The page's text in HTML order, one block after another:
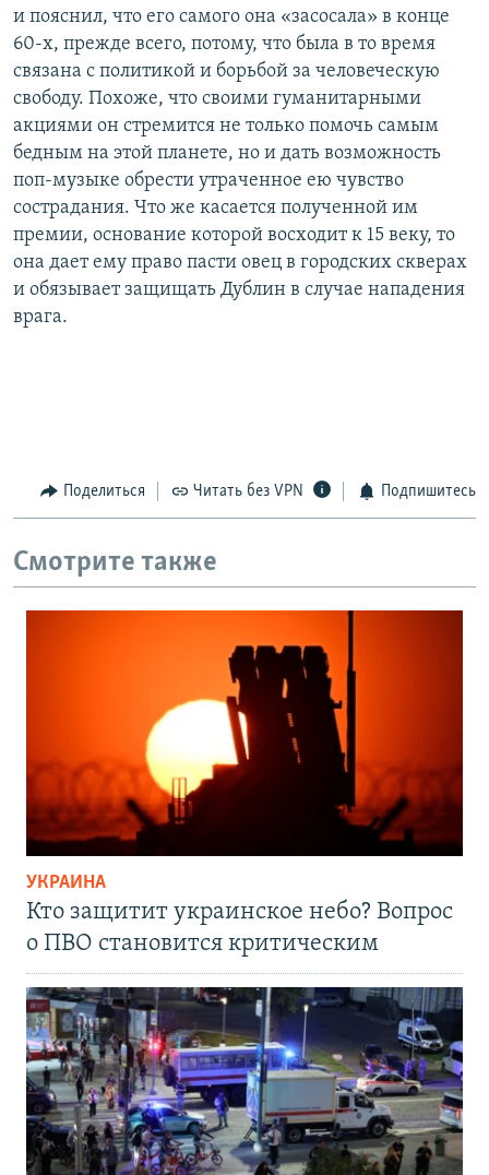
и пояснил, что его самого она «засосала» в конце
60-х, прежде всего, потому, что была в то время
связана с политикой и борьбой за человеческую
свободу. Похоже, что своими гуманитарными
акциями он стремится не только помочь самым
бедным на этой планете, но и дать возможность
поп-музыке обрести утраченное ею чувство
сострадания. Что же касается полученной им
премии, основание которой восходит к 15 веку, то
она дает ему право пасти овец в городских скверах
и обязывает защищать Дублин в случае нападения
врага.
Поделиться Читать без VPN Подпишитесь
Смотрите также
УКРАИНА
Кто защитит украинское небо? Вопрос
о ПВО становится критическим